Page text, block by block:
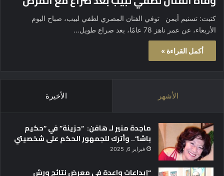
كتبت: تسنيم أيمن توفي الفنان المصري لطفي لبيب، صباح اليوم
الأربعاء، عن عمر ناهز 78 عامًا، بعد صراع طويل…
أكمل القراءة »
الأشهر الأخيرة
ماجدة منير لـ هافن: “حزينة” في “حكيم
باشا”.. وأترك للجمهور الحكم على شخصيتي
فبراير 6, 2025
“إبداعات واعدة في معرض نتائج ورش